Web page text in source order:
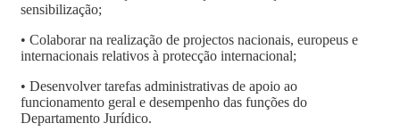
sensibilização;
• Colaborar na realização de projectos nacionais, europeus e
internacionais relativos à protecção internacional;
• Desenvolver tarefas administrativas de apoio ao
funcionamento geral e desempenho das funções do
Departamento Jurídico.